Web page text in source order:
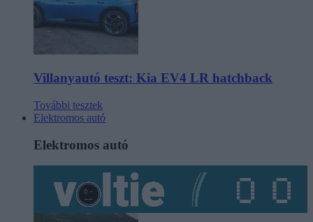
Villanyautó teszt: Kia EV4 LR hatchback
További tesztek
Elektromos autó
Elektromos autó